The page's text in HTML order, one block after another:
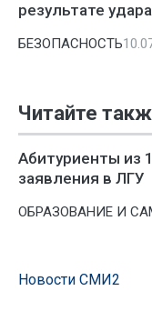
результате
БЕЗОПАСНОСТЬ
Читайте
Абитуриенты из
заявления в ЛГУ
ОБРАЗОВАНИЕ И
Новости СМИ2